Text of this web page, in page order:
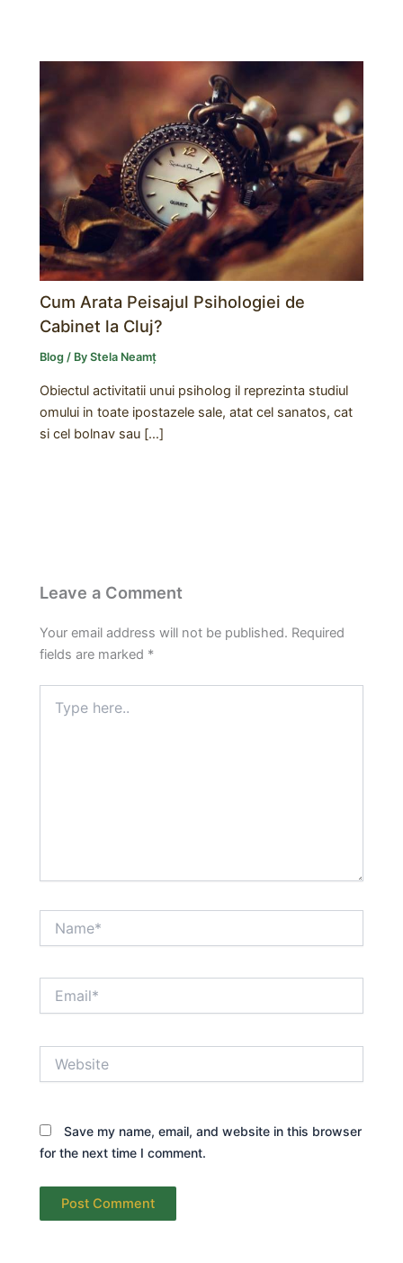
Cum Arata Peisajul Psihologiei de
Cabinet la Cluj?
Blog / ByStela Neamț
Obiectul activitatii unui psiholog il reprezinta studiul
omului in toate ipostazele sale, atat cel sanatos, cat
si cel bolnav sau […]
Leave a Comment
Your email address will not be published. Required
fields are marked *
here..
Save my name, email, and website in this browser
for the next time I comment.